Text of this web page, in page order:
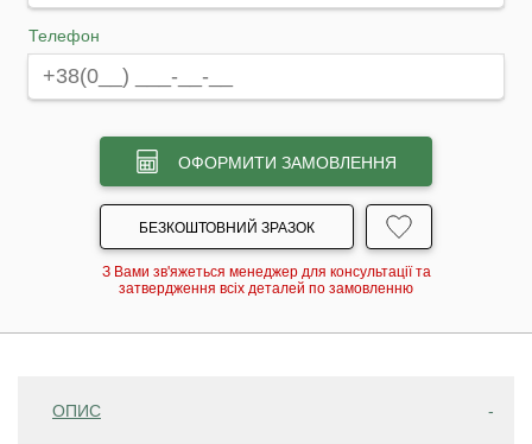
Телефон
ОФОРМИТИ ЗАМОВЛЕННЯ
БЕЗКОШТОВНИЙ ЗРАЗОК
З Вами зв'яжеться менеджер для консультації та
затвердження всіх деталей по замовленню
ОПИС